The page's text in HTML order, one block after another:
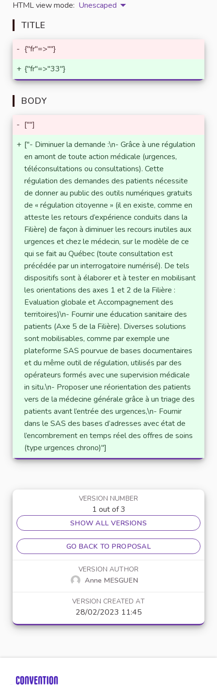
HTML view mode: Unescaped
TITLE
- {"fr"=>""}
+ {"fr"=>"33"}
BODY
- [""]
+ ["- Diminuer la demande :\n- Grâce à une régulation
en amont de toute action médicale (urgences,
téléconsultations ou consultations). Cette
régulation des demandes des patients nécessite
de donner au public des outils numériques gratuits
de « régulation citoyenne » (il en existe, comme en
atteste les retours d’expérience conduits dans la
Filière) de façon à diminuer les recours inutiles aux
urgences et chez le médecin, sur le modèle de ce
qui se fait au Québec (toute consultation est
précédée par un interrogatoire numérisé). De tels
dispositifs sont à élaborer et à tester en mobilisant
les orientations des axes 1 et 2 de la Filière :
Evaluation globale et Accompagnement des
territoires)\n- Fournir une éducation sanitaire des
patients (Axe 5 de la Filière). Diverses solutions
sont mobilisables, comme par exemple une
plateforme SAS pourvue de bases documentaires
et du même outil de régulation, utilisés par des
opérateurs formés avec une supervision médicale
in situ.\n- Proposer une réorientation des patients
vers de la médecine générale grâce à un triage des
patients avant l’entrée des urgences,\n- Fournir
dans le SAS des bases d’adresses avec état de
l’encombrement en temps réel des offres de soins
(type urgences chrono)"]
VERSION NUMBER
1 out of 3
SHOW ALL VERSIONS
GO BACK TO PROPOSAL
VERSION AUTHOR
Anne MESGUEN
VERSION CREATED AT
28/02/2023 11:45